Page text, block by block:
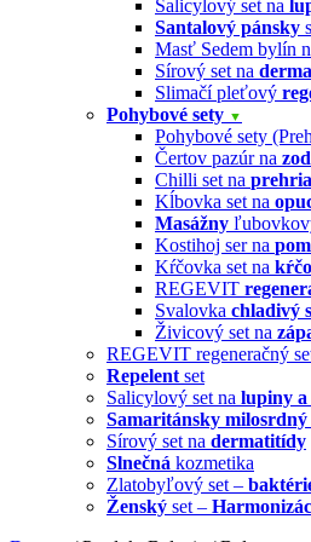
Salicylový set na
Santalový pánsky
Masť Sedem bylín
Sírový set na
Slimačí pleťový
Pohybové sety ▼
Pohybové sety
Čertov pazúr na
Chilli set na
Kĺbovka set na
Masážny
Kostihoj ser na
Kŕčovka set na
REGEVIT
Svalovka chladivý
Živicový set na
REGEVIT regeneračný
Repelent set
Salicylový set na lupiny a
Samaritánsky milosrdný
Sírový set na dermatitídy
Slnečná kozmetika
Zlatobyľový set –
Ženský set –